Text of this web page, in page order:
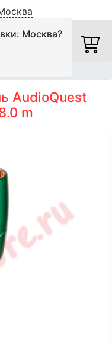
Москва?
AudioQuest
m